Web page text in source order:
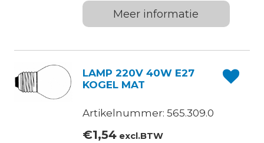
Meer informatie
LAMP 220V 40W E27
KOGEL MAT
Artikelnummer: 565.309.0
€1,54excl.BTW